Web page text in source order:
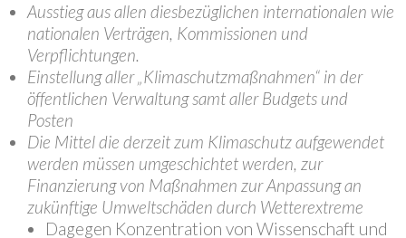
Ausstieg aus allen diesbezüglichen internationalen wie
nationalen Verträgen, Kommissionen und
Verpflichtungen.
Einstellung aller „Klimaschutzmaßnahmen“ in der
öffentlichen Verwaltung samt aller Budgets und
Posten
Die Mittel die derzeit zum Klimaschutz aufgewendet
werden müssen umgeschichtet werden, zur
Finanzierung von Maßnahmen zur Anpassung an
zukünftige Umweltschäden durch Wetterextreme
Dagegen Konzentration von Wissenschaft und